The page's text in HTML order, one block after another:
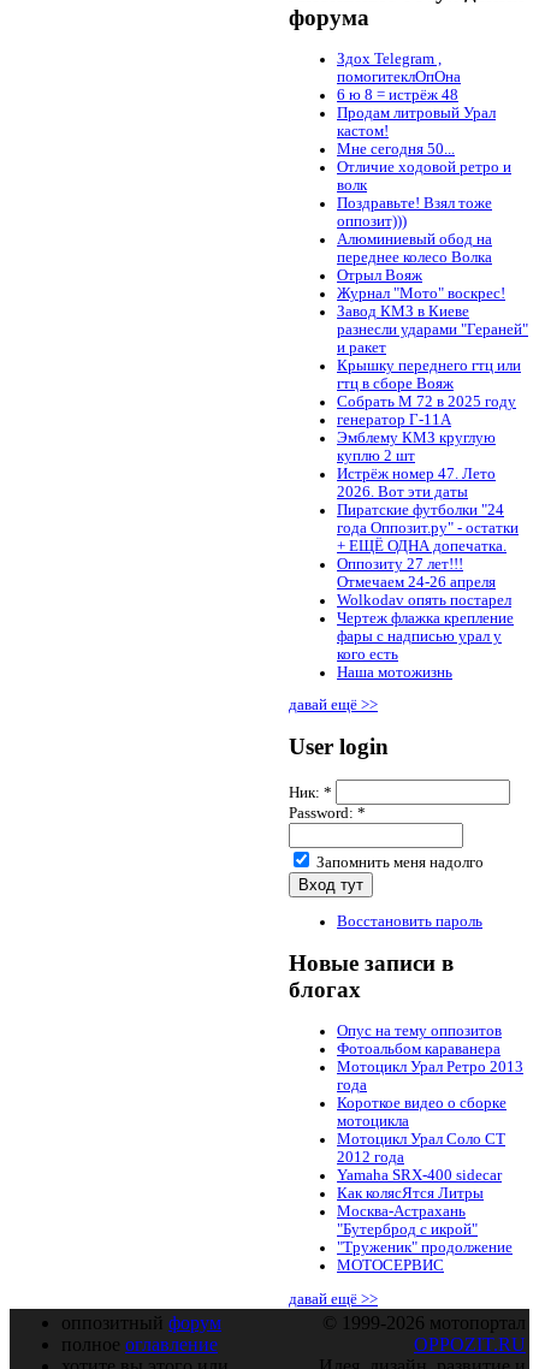
форума
Здох Telegram ,
помогитеклОпОна
6 ю 8 = истрёж 48
Продам литровый Урал
кастом!
Мне сегодня 50...
Отличие ходовой ретро и
волк
Поздравьте! Взял тоже
оппозит)))
Алюминиевый обод на
переднее колесо Волка
Отрыл Вояж
Журнал "Мото" воскрес!
Завод КМЗ в Киеве
разнесли ударами "Гераней"
и ракет
Крышку переднего гтц или
гтц в сборе Вояж
Собрать М 72 в 2025 году
генератор Г-11А
Эмблему КМЗ круглую
куплю 2 шт
Истрёж номер 47. Лето
2026. Вот эти даты
Пиратские футболки "24
года Оппозит.ру" - остатки
+ ЕЩЁ ОДНА допечатка.
Оппозиту 27 лет!!!
Отмечаем 24-26 апреля
Wolkodav опять постарел
Чертеж флажка крепление
фары с надписью урал у
кого есть
Наша мотожизнь
давай ещё >>
User login
Ник: *
Password: *
Запомнить меня надолго
Восстановить пароль
Новые записи в
блогах
Опус на тему оппозитов
Фотоальбом караванера
Мотоцикл Урал Ретро 2013
года
Короткое видео о сборке
мотоцикла
Мотоцикл Урал Соло СТ
2012 года
Yamaha SRX-400 sidecar
Как колясЯтся Литры
Москва-Астрахань
"Бутерброд с икрой"
"Труженик" продолжение
МОТОСЕРВИС
давай ещё >>
оппозитный форум
полное оглавление
© 1999-2026 мотопортал
OPPOZIT.RU